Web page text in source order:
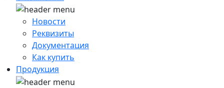
Новости
Реквизиты
Документация
Как купить
Продукция